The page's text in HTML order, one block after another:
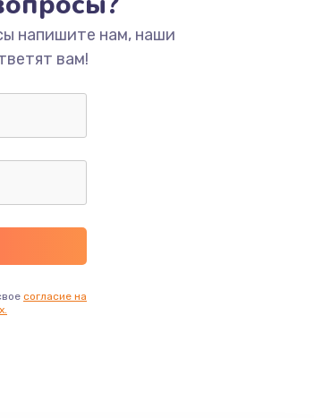
напишите нам, наши
вам!
согласие на